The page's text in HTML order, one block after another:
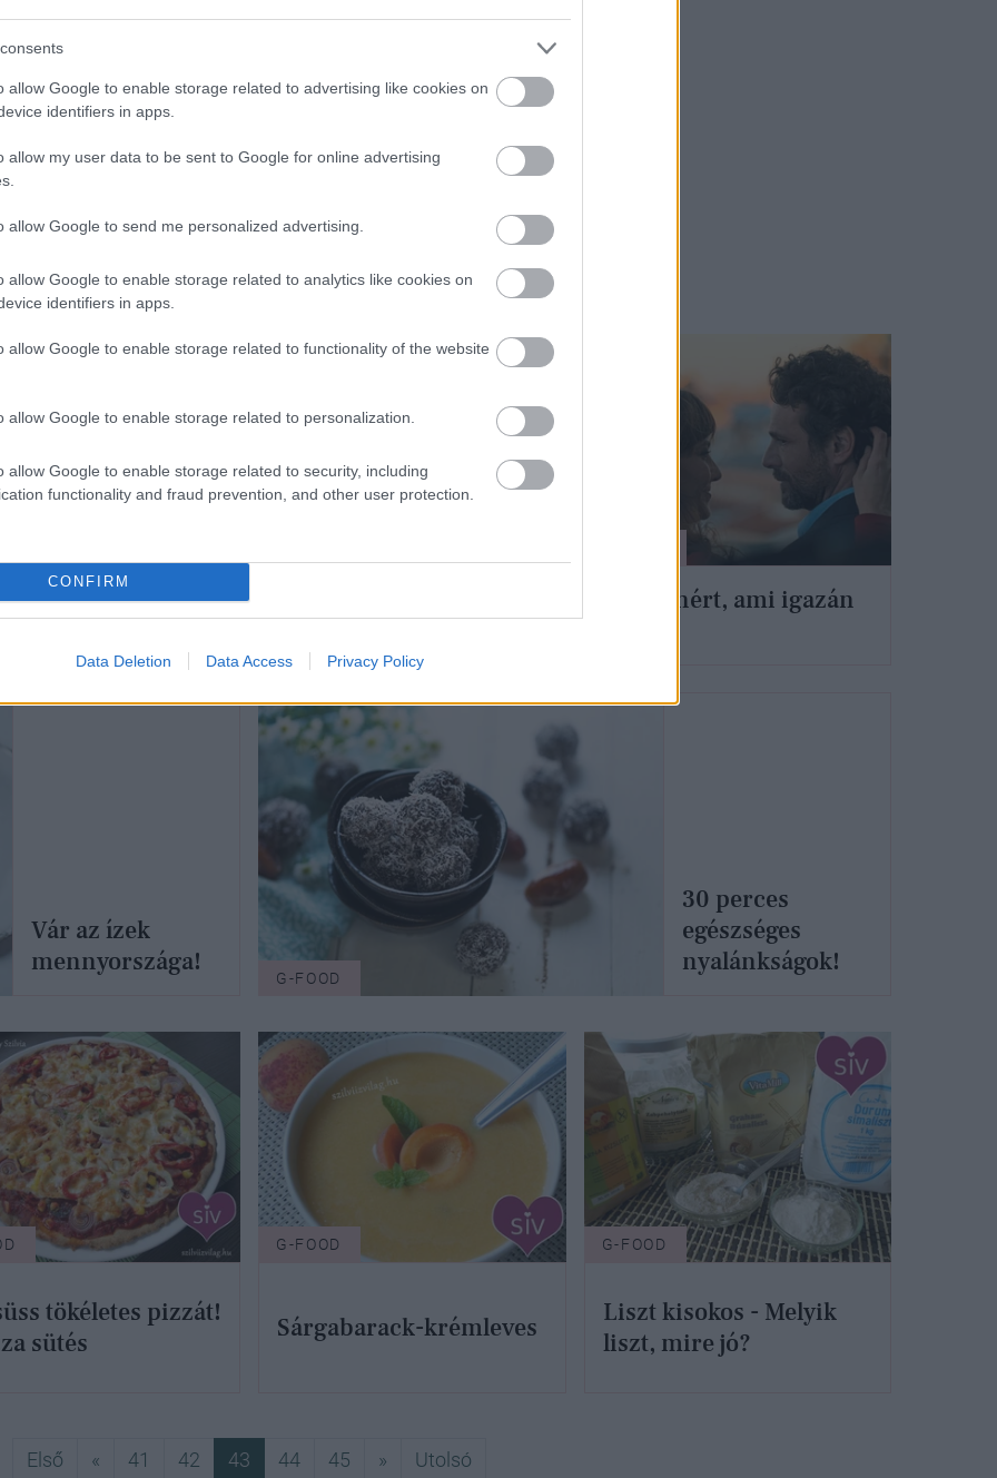
allow Google to enable storage related to advertising like cookies on
identifiers in apps.
allow my user data to be sent to Google for online advertising
allow Google to send me personalized advertising.
allow Google to enable storage related to analytics like cookies on
identifiers in apps.
allow Google to enable storage related to functionality of the website
allow Google to enable storage related to personalization.
allow Google to enable storage related to security, including
functionality and fraud prevention, and other user protection.
CONFIRM
Data Deletion Data Access Privacy Policy
sneaker egyszerűen
a
Mindenért, ami igazán
Vár az ízek
mennyországa!
G-FOOD
30 perces
egészséges
nyalánkságok!
tökéletes pizzát!
sütés
G-FOOD
Sárgabarack-krémleves
G-FOOD
Liszt kisokos - Melyik
liszt, mire jó?
Első Első
« Előző
41 42 43 44 45 » Következő
Utolsó